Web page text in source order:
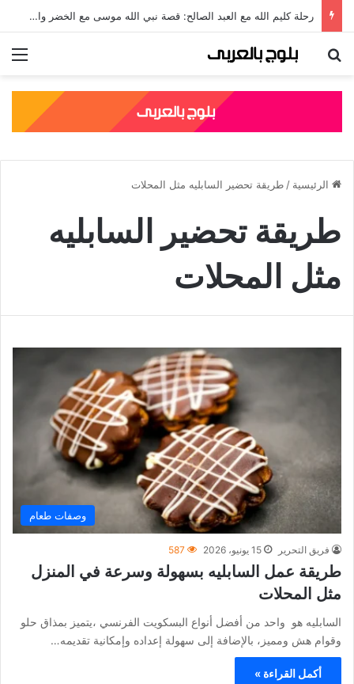
رحلة كليم الله مع العبد الصالح: قصة نبي الله موسى مع الخضر والدروس المستفادة منها
بحث عن
الرئيسية / طريقة تحضير السابليه مثل المحلات
طريقة تحضير السابليه
مثل المحلات
وصفات طعام
فريق التحرير 15 يونيو، 2026 587
طريقة عمل السابليه بسهولة وسرعة في المنزل
مثل المحلات
السابليه هو واحد من أفضل أنواع البسكويت الفرنسي ،يتميز بمذاق حلو
وقوام هش ومميز، بالإضافة إلى سهولة إعداده وإمكانية تقديمه…
أكمل القراءة »